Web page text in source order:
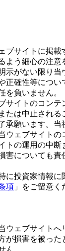
ブサイトに掲載
よう細心の注意
示がない限り当
正確性等につい
を負いません。
サイトのコン
たは中止される
承願います。当
ウェブサイトの
トの運用の中断
害についても責
に投資家情報に
項 」をご留意く
ウェブサイトへ
が損害を被った